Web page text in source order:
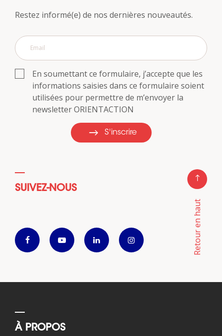
Restez informé(e) de nos dernières nouveautés.
En soumettant ce formulaire, j’accepte que les
informations saisies dans ce formulaire soient
utilisées pour permettre de m’envoyer la
newsletter ORIENTACTION
S'inscrire
SUIVEZ-NOUS
Retour en haut
À PROPOS